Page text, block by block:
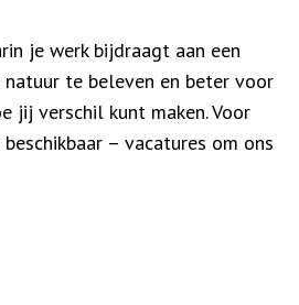
je werk bijdraagt aan een
natuur te beleven en beter voor
jij verschil kunt maken. Voor
– vacatures om ons